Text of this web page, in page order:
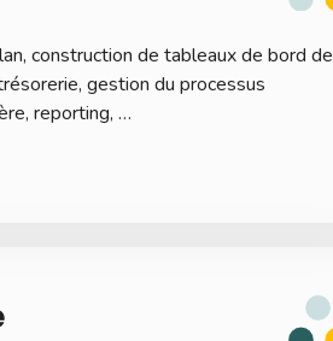
construction de tableaux de bord de
gestion du processus
reporting, …